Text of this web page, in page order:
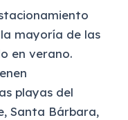
mayoría de las
en verano.
playas del
Santa Bárbara,